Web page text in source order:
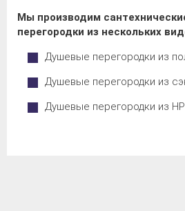
Мы производим
перегородки из нескольких
Душевые перегородки из
Душевые перегородки из
Душевые перегородки из